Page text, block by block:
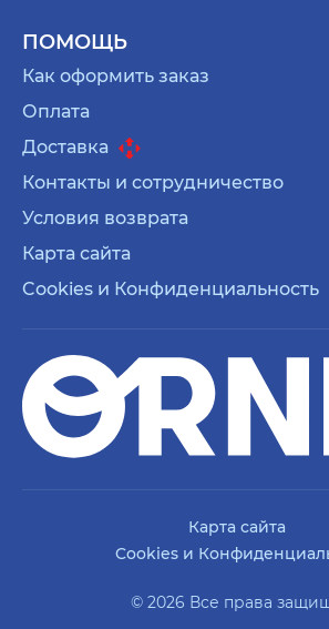
ПОМОЩЬ
Как оформить заказ
Оплата
Доставка
Контакты и сотрудничество
Условия возврата
Карта сайта
Cookies и Конфиденциальность
© 2026 Все права
Карта сайта
Cookies и